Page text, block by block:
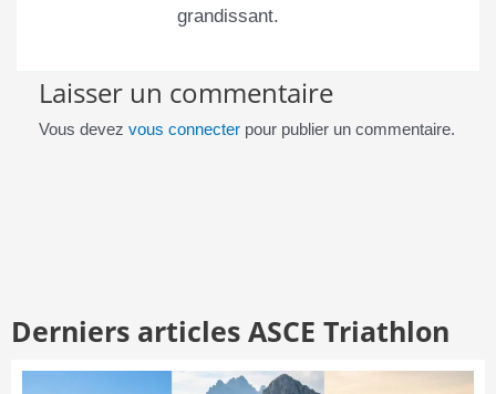
grandissant.
Laisser un commentaire
Vous devez vous connecterpour publier un commentaire.
Derniers articles ASCE Triathlon